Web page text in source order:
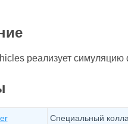
реализует
Специальный